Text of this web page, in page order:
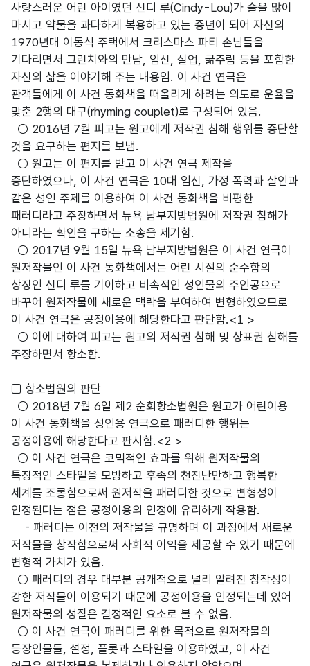
사랑스러운 어린 아이였던 신디 루(Cindy-Lou)가 술을 많이
마시고 약물을 과다하게 복용하고 있는 중년이 되어 자신의
1970년대 이동식 주택에서 크리스마스 파티 손님들을
기다리면서 그린치와의 만남, 임신, 실업, 굶주림 등을 포함한
자신의 삶을 이야기해 주는 내용임. 이 사건 연극은
관객들에게 이 사건 동화책을 떠올리게 하려는 의도로 운율을
맞춘 2행의 대구(rhyming couplet)로 구성되어 있음.
○ 2016년 7월 피고는 원고에게 저작권 침해 행위를 중단할
것을 요구하는 편지를 보냄.
○ 원고는 이 편지를 받고 이 사건 연극 제작을
중단하였으나, 이 사건 연극은 10대 임신, 가정 폭력과 살인과
같은 성인 주제를 이용하여 이 사건 동화책을 비평한
패러디라고 주장하면서 뉴욕 남부지방법원에 저작권 침해가
아니라는 확인을 구하는 소송을 제기함.
○ 2017년 9월 15일 뉴욕 남부지방법원은 이 사건 연극이
원저작물인 이 사건 동화책에서는 어린 시절의 순수함의
상징인 신디 루를 기이하고 비속적인 성인물의 주인공으로
바꾸어 원저작물에 새로운 맥락을 부여하여 변형하였으므로
이 사건 연극은 공정이용에 해당한다고 판단함.<1 >
○ 이에 대하여 피고는 원고의 저작권 침해 및 상표권 침해를
주장하면서 항소함.
□ 항소법원의 판단
○ 2018년 7월 6일 제2 순회항소법원은 원고가 어린이용
이 사건 동화책을 성인용 연극으로 패러디한 행위는
공정이용에 해당한다고 판시함.<2 >
○ 이 사건 연극은 코믹적인 효과를 위해 원저작물의
특징적인 스타일을 모방하고 후족의 천진난만하고 행복한
세계를 조롱함으로써 원저작을 패러디한 것으로 변형성이
인정된다는 점은 공정이용의 인정에 유리하게 작용함.
- 패러디는 이전의 저작물을 규명하며 이 과정에서 새로운
저작물을 창작함으로써 사회적 이익을 제공할 수 있기 때문에
변형적 가치가 있음.
○ 패러디의 경우 대부분 공개적으로 널리 알려진 창작성이
강한 저작물이 이용되기 때문에 공정이용을 인정되는데 있어
원저작물의 성질은 결정적인 요소로 볼 수 없음.
○ 이 사건 연극이 패러디를 위한 목적으로 원저작물의
등장인물들, 설정, 플롯과 스타일을 이용하였고, 이 사건